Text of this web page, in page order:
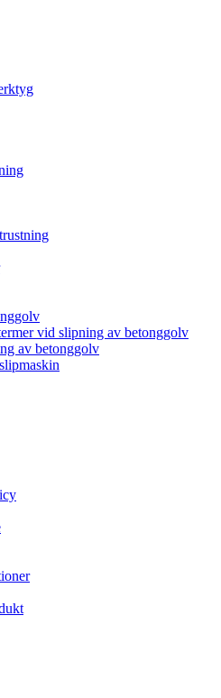
vid slipning av betonggolv
av betonggolv